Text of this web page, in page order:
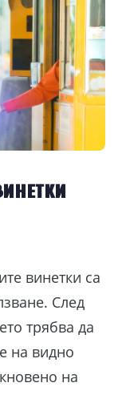
винетки са
След
трябва да
на видно
на